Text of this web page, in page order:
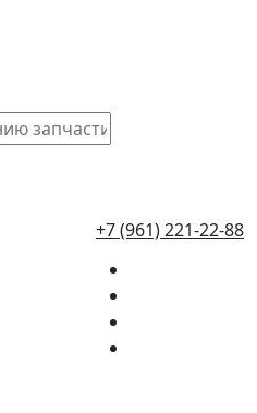
+7 (961) 221-22-88